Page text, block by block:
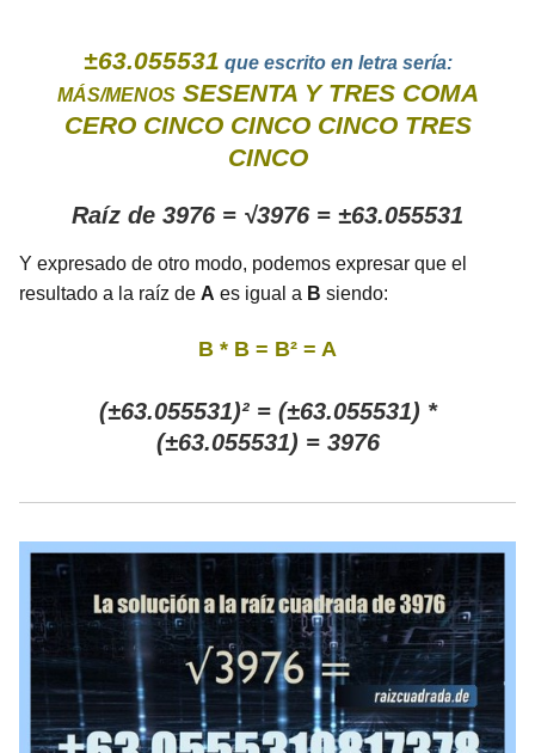
±63.055531 que escrito en letra sería:
MÁS/MENOS SESENTA Y TRES COMA
CERO CINCO CINCO CINCO TRES
CINCO
Raíz de 3976 = √3976 = ±63.055531
Y expresado de otro modo, podemos expresar que el
resultado a la raíz de A es igual a B siendo:
B * B = B² = A
(±63.055531)² = (±63.055531) *
(±63.055531) = 3976